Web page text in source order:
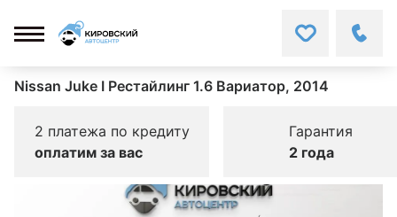
Nissan Juke I Рестайлинг 1.6 Вариатор, 2014
2 платежа по кредиту
оплатим за вас
Гарантия
2 года